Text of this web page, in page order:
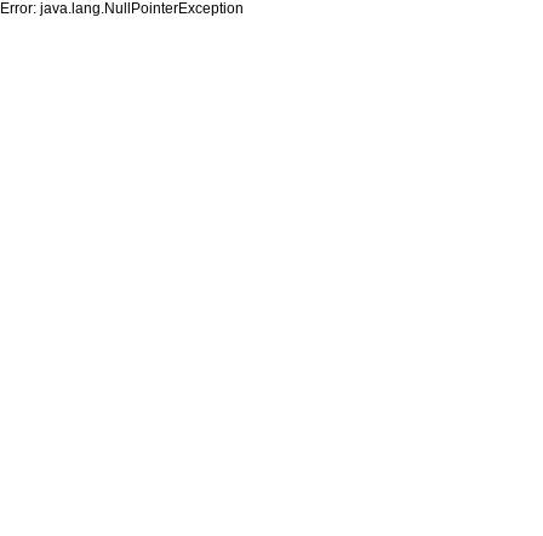
Error: java.lang.NullPointerException